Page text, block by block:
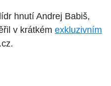
hnutí Andrej Babiš,
v krátkém exkluzivním